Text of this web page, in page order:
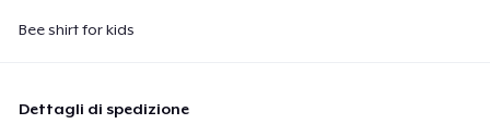
Bee shirt for kids
Dettagli di spedizione